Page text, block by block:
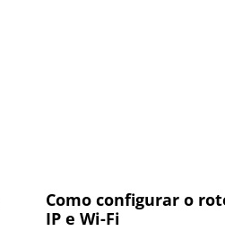
Como configurar o
IP e Wi-Fi